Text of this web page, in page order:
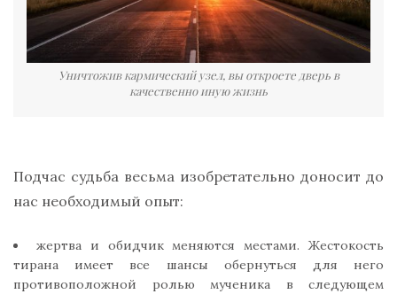
Уничтожив кармический узел, вы откроете дверь в
качественно иную жизнь
Подчас судьба весьма изобретательно доносит до
нас необходимый опыт:
жертва и обидчик меняются местами. Жестокость
тирана имеет все шансы обернуться для него
противоположной ролью мученика в следующем